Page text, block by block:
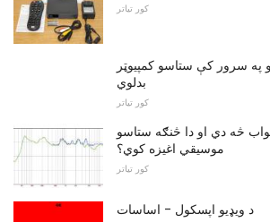
کور تیاتر
په سرور کې ستاسو کمپیوټر
بدلوي
کور تیاتر
څه دي او دا څنګه ستاسو
موسیقي اغیزه کوي؟
کور تیاتر
د ويډیو اپسکول - اساسات